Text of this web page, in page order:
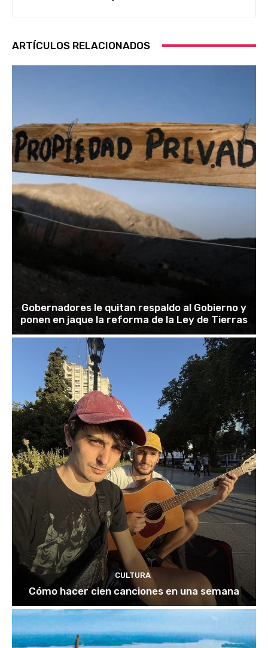
ARTÍCULOS RELACIONADOS
Gobernadores le quitan respaldo al Gobierno y
ponen en jaque la reforma de la Ley de Tierras
CULTURA
Cómo hacer cien canciones en una semana